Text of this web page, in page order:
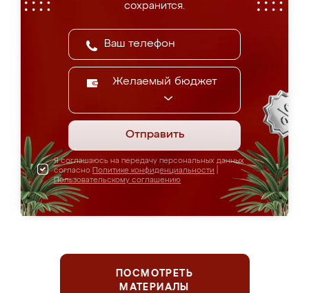
сохранится.
Желаемый бюджет
Отправить
Я соглашаюсь на передачу персональных данных
согласно Политике конфиденциальности
Пользовательскому соглашению
ПОСМОТРЕТЬ
МАТЕРИАЛЫ